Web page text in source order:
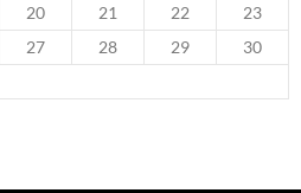
20 21 22
23
27 28 29
30